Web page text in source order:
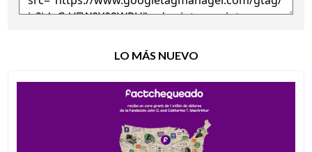
LO MÁS NUEVO